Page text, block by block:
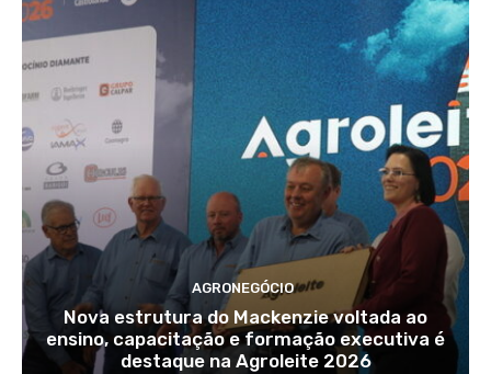
AGRONEGÓCIO
Nova estrutura do Mackenzie voltada ao
ensino, capacitação e formação executiva é
destaque na Agroleite 2026